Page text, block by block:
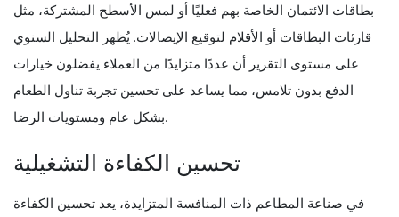
بطاقات الائتمان الخاصة بهم فعليًا أو لمس الأسطح المشتركة، مثل
قارئات البطاقات أو الأقلام لتوقيع الإيصالات. يُظهر التحليل السنوي
على مستوى التقرير أن عددًا متزايدًا من العملاء يفضلون خيارات
الدفع بدون تلامس، مما يساعد على تحسين تجربة تناول الطعام
بشكل عام ومستويات الرضا.
تحسين الكفاءة التشغيلية
في صناعة المطاعم ذات المنافسة المتزايدة، يعد تحسين الكفاءة